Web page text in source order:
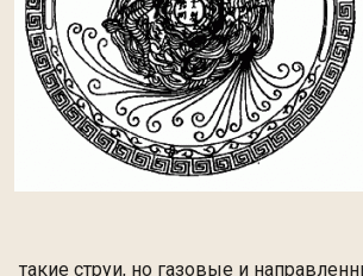
такие струи, но газовые и